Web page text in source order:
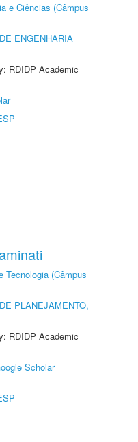
e Ciências (Câmpus
ENGENHARIA
RDIDP Academic
Tecnologia (Câmpus
PLANEJAMENTO,
RDIDP Academic
Scholar